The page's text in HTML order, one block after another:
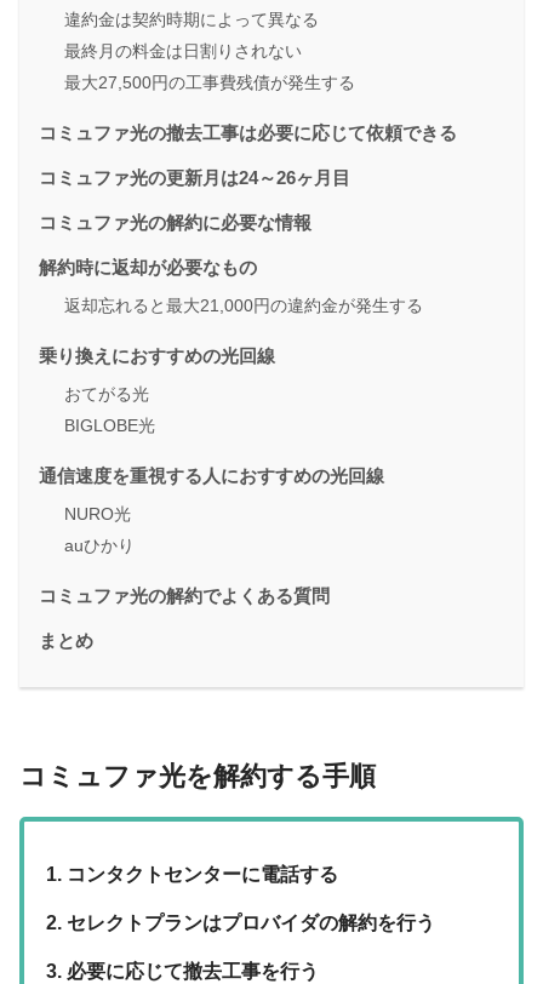
違約金は契約時期によって異なる
最終月の料金は日割りされない
最大27,500円の工事費残債が発生する
コミュファ光の撤去工事は必要に応じて依頼できる
コミュファ光の更新月は24～26ヶ月目
コミュファ光の解約に必要な情報
解約時に返却が必要なもの
返却忘れると最大21,000円の違約金が発生する
乗り換えにおすすめの光回線
おてがる光
BIGLOBE光
通信速度を重視する人におすすめの光回線
NURO光
auひかり
コミュファ光の解約でよくある質問
まとめ
コミュファ光を解約する手順
コンタクトセンターに電話する
セレクトプランはプロバイダの解約を行う
必要に応じて撤去工事を行う